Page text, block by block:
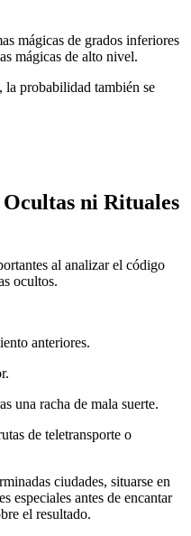
mágicas de grados inferiores
mágicas de alto nivel.
, la probabilidad también se
ni Rituales
al analizar el código
ocultos.
anteriores.
una racha de mala suerte.
de teletransporte o
ciudades, situarse en
especiales antes de encantar
el resultado.